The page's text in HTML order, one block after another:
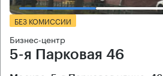
БЕЗ КОМИССИИ
Бизнес-центр
5-я Парковая 46